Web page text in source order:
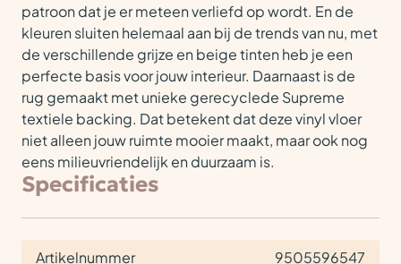
patroon dat je er meteen verliefd op wordt. En de
kleuren sluiten helemaal aan bij de trends van nu, met
de verschillende grijze en beige tinten heb je een
perfecte basis voor jouw interieur. Daarnaast is de
rug gemaakt met unieke gerecyclede Supreme
textiele backing. Dat betekent dat deze vinyl vloer
niet alleen jouw ruimte mooier maakt, maar ook nog
eens milieuvriendelijk en duurzaam is.
Specificaties
Artikelnummer
9505596547